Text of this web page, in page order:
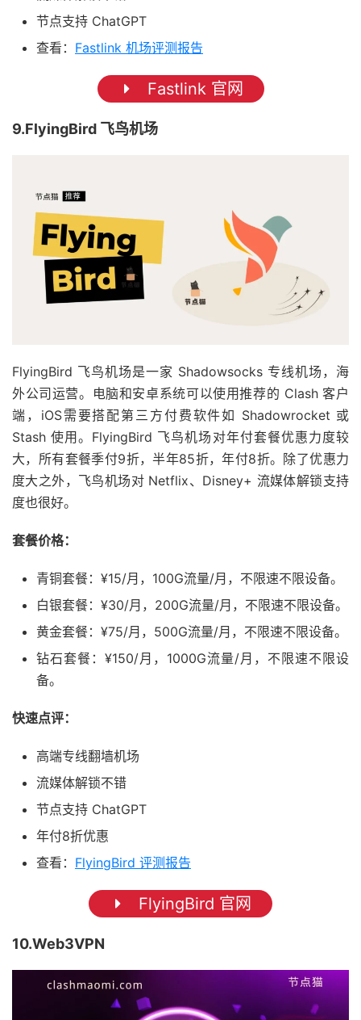
节点支持 ChatGPT
查看： Fastlink 机场评测报告
Fastlink 官网
9.FlyingBird 飞鸟机场
FlyingBird 飞鸟机场是一家 Shadowsocks 专线机场，海
外公司运营。电脑和安卓系统可以使用推荐的 Clash 客户
端，iOS需要搭配第三方付费软件如 Shadowrocket 或
Stash 使用。FlyingBird 飞鸟机场对年付套餐优惠力度较
大，所有套餐季付9折，半年85折，年付8折。除了优惠力
度大之外，飞鸟机场对 Netflix、Disney+ 流媒体解锁支持
度也很好。
套餐价格：
青铜套餐：¥15/月，100G流量/月，不限速不限设备。
白银套餐：¥30/月，200G流量/月，不限速不限设备。
黄金套餐：¥75/月，500G流量/月，不限速不限设备。
钻石套餐：¥150/月，1000G流量/月，不限速不限设
备。
快速点评：
高端专线翻墙机场
流媒体解锁不错
节点支持 ChatGPT
年付8折优惠
查看： FlyingBird 评测报告
FlyingBird 官网
10.Web3VPN